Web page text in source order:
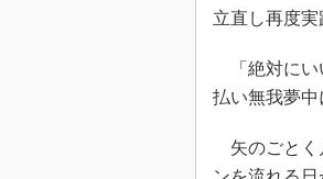
立直し再度実
「絶対にい
払い無我夢中
矢のごとく